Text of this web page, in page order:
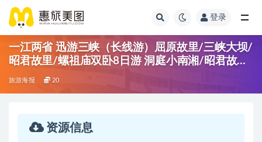
登录
一江两省 迅游三峡（长线游）屈原故里/三峡大坝/
昭君故里/螺祖庙双卧8日游 洞庭小南湘/昭君故里/
白帝城景区/神女溪/三峡大坝/屈原故里景区螺祖
旅游海报 20
资源信息